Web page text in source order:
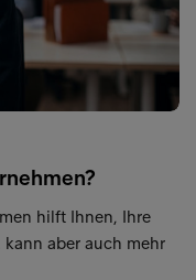
hilft Ihnen, Ihre
aber auch mehr